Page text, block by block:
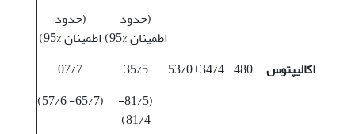
(حدود
اطمینان %95)
(حدود
اطمینان %95)
اکالیپتوس 480
53/0±34/4
35/5
07/7
(81/5-
81/4)
(65/7- 57/6)